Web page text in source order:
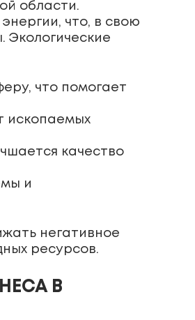
области.
что, в свою
что помогает
ископаемых
качество
и
негативное
ресурсов.
В